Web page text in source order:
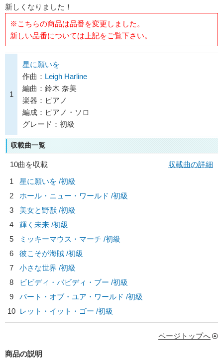
新しくなりました！
※こちらの商品は品番を変更しました。
新しい品番については上記をご覧下さい。
1
星に願いを
作曲： Leigh Harline
編曲：鈴木 奈美
楽器：ピアノ
編成：ピアノ・ソロ
グレード：初級
収載曲一覧
10曲を収載
収載曲の詳細
1
星に願いを /初級
2
ホール・ニュー・ワールド /初級
3
美女と野獣 /初級
4
輝く未来 /初級
5
ミッキーマウス・マーチ /初級
6
彼こそが海賊 /初級
7
小さな世界 /初級
8
ビビディ・バビディ・ブー /初級
9
パート・オブ・ユア・ワールド /初級
10 レット・イット・ゴー /初級
ページトップへ
商品の説明